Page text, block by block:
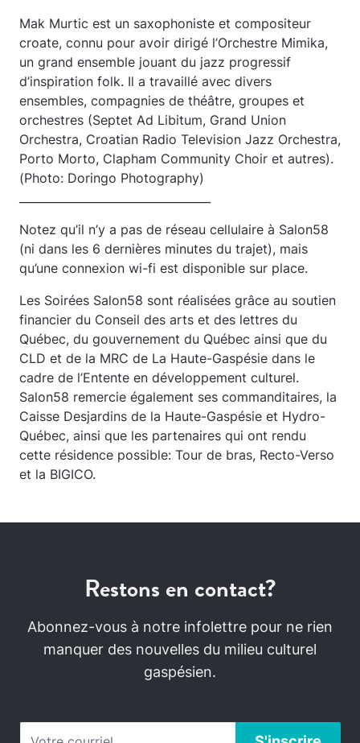
Mak Murtic est un saxophoniste et compositeur
croate, connu pour avoir dirigé l’Orchestre Mimika,
un grand ensemble jouant du jazz progressif
d’inspiration folk. Il a travaillé avec divers
ensembles, compagnies de théâtre, groupes et
orchestres (Septet Ad Libitum, Grand Union
Orchestra, Croatian Radio Television Jazz Orchestra,
Porto Morto, Clapham Community Choir et autres).
(Photo: Doringo Photography)
Notez qu’il n’y a pas de réseau cellulaire à Salon58
(ni dans les 6 dernières minutes du trajet), mais
qu’une connexion wi-fi est disponible sur place.
Les Soirées Salon58 sont réalisées grâce au soutien
financier du Conseil des arts et des lettres du
Québec, du gouvernement du Québec ainsi que du
CLD et de la MRC de La Haute-Gaspésie dans le
cadre de l’Entente en développement culturel.
Salon58 remercie également ses commanditaires, la
Caisse Desjardins de la Haute-Gaspésie et Hydro-
Québec, ainsi que les partenaires qui ont rendu
cette résidence possible: Tour de bras, Recto-Verso
et la BIGICO.
Restons en contact?
Abonnez-vous à notre infolettre pour ne rien
manquer des nouvelles du milieu culturel
gaspésien.